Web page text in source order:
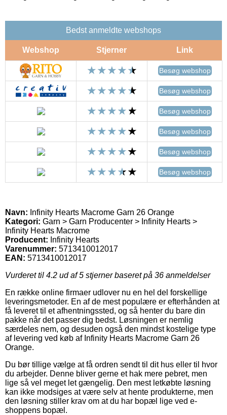
Bedst anmeldte webshops
Webshop Stjerner Link
Besøg webshop
Besøg webshop
Besøg webshop
Besøg webshop
Besøg webshop
Besøg webshop
Navn: Infinity Hearts Macrome Garn 26 Orange
Kategori: Garn > Garn Producenter > Infinity Hearts >
Infinity Hearts Macrome
Producent: Infinity Hearts
Varenummer: 5713410012017
EAN: 5713410012017
Vurderet til 4.2 ud af 5 stjerner baseret på 36 anmeldelser
En række online firmaer udlover nu en hel del forskellige
leveringsmetoder. En af de mest populære er efterhånden at
få leveret til et afhentningssted, og så henter du bare din
pakke når det passer dig bedst. Løsningen er nemlig
særdeles nem, og desuden også den mindst kostelige type
af levering ved køb af Infinity Hearts Macrome Garn 26
Orange.
Du bør tillige vælge at få ordren sendt til dit hus eller til hvor
du arbejder. Denne bliver gerne et hak mere pebret, men
lige så vel meget let gængelig. Den mest letkøbte løsning
kan ikke modsiges at være selv at hente produkterne, men
den løsning stiller krav om at du har bopæl lige ved e-
shoppens bopæl.